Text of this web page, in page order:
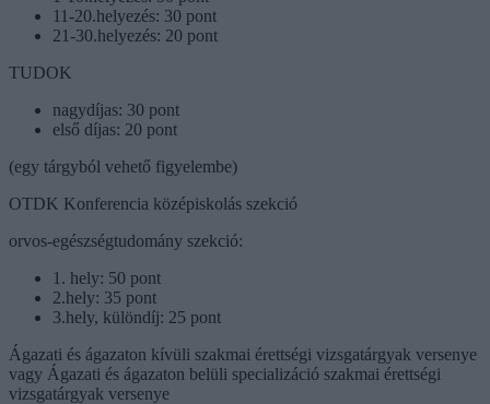
11-20.helyezés: 30 pont
21-30.helyezés: 20 pont
TUDOK
nagydíjas: 30 pont
első díjas: 20 pont
(egy tárgyból vehető figyelembe)
OTDK Konferencia középiskolás szekció
orvos-egészségtudomány szekció:
1. hely: 50 pont
2.hely: 35 pont
3.hely, különdíj: 25 pont
Ágazati és ágazaton kívüli szakmai érettségi vizsgatárgyak versenye
vagy Ágazati és ágazaton belüli specializáció szakmai érettségi
vizsgatárgyak versenye